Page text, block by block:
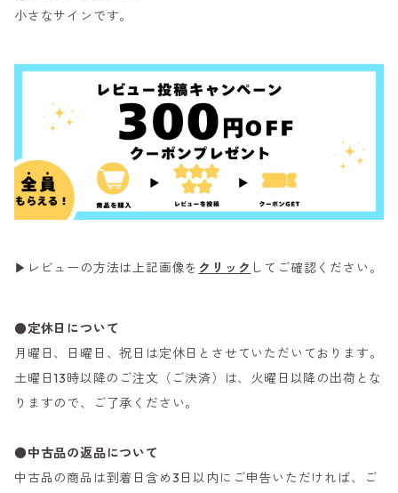
小さなサインです。
▶レビューの方法は上記画像を クリック してご確認ください。
●定休日について
月曜日、日曜日、祝日は定休日とさせていただいております。
土曜日13時以降のご注文（ご決済）は、火曜日以降の出荷とな
りますので、ご了承ください。
●中古品の返品について
中古品の商品は到着日含め3日以内にご申告いただければ、ご